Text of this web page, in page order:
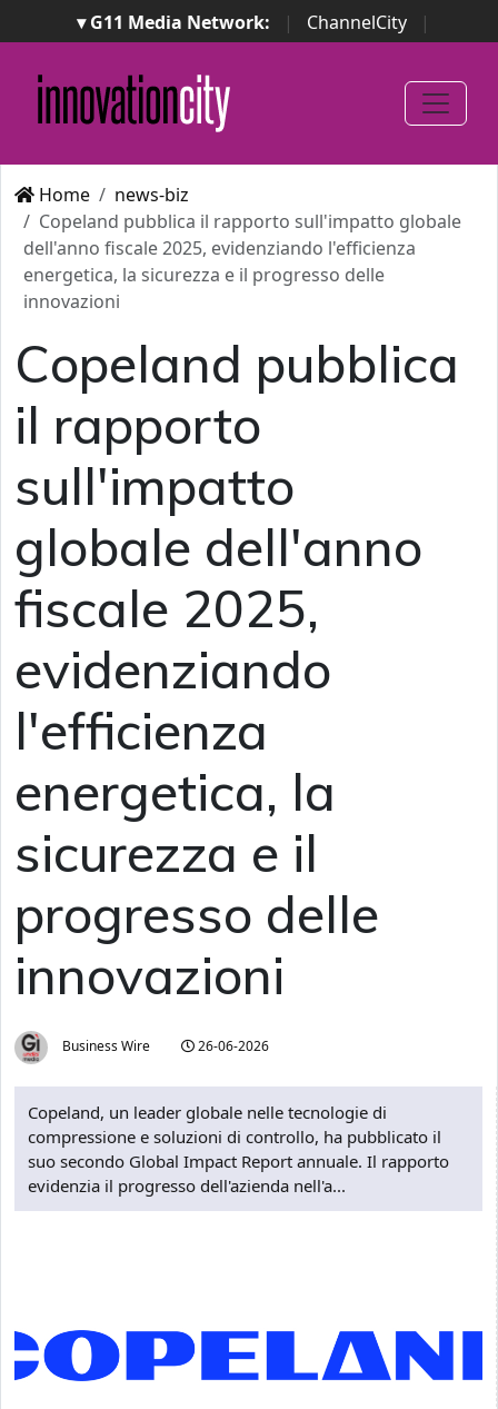
▾ G11 Media Network: | ChannelCity
|
ImpresaCity | SecurityOpenLab | Italian Channel
Awards
Italian Project Awards
Italian Security
Awards
Home
news-biz
Copeland pubblica il rapporto sull'impatto globale
dell'anno fiscale 2025, evidenziando l'efficienza
energetica, la sicurezza e il progresso delle
innovazioni
Copeland pubblica
il rapporto
sull'impatto
globale dell'anno
fiscale 2025,
evidenziando
l'efficienza
energetica, la
sicurezza e il
progresso delle
innovazioni
Business Wire 26-06-2026
Copeland, un leader globale nelle tecnologie di
compressione e soluzioni di controllo, ha pubblicato il
suo secondo Global Impact Report annuale. Il rapporto
evidenzia il progresso dell'azienda nell'a...